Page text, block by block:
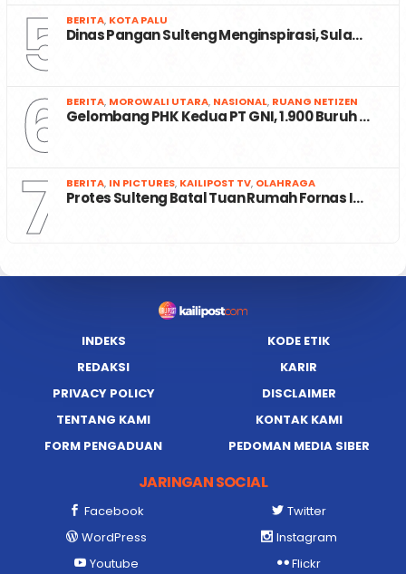
5 BERITA, KOTA PALU
Dinas Pangan Sulteng Menginspirasi, Sula…
6 BERITA, MOROWALI UTARA, NASIONAL, RUANG NETIZEN
Gelombang PHK Kedua PT GNI, 1.900 Buruh …
7 BERITA, IN PICTURES, KAILIPOST TV, OLAHRAGA
Protes Sulteng Batal Tuan Rumah Fornas I…
INDEKS
KODE ETIK
REDAKSI
KARIR
PRIVACY POLICY
DISCLAIMER
TENTANG KAMI
KONTAK KAMI
FORM PENGADUAN
PEDOMAN MEDIA SIBER
JARINGAN SOCIAL
Facebook
Twitter
WordPress
Instagram
Youtube
Flickr